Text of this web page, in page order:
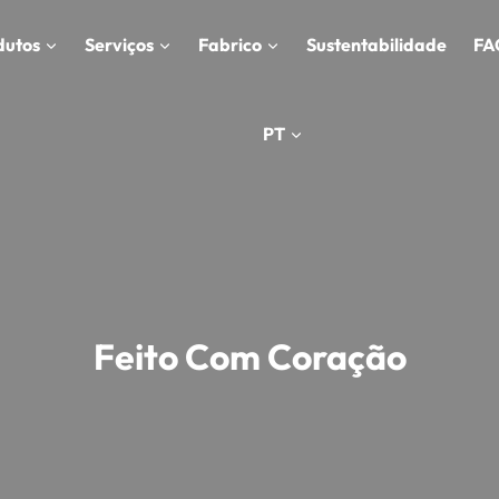
Serviços Fabrico Sustentabilidade
PT
Feito Com Coração